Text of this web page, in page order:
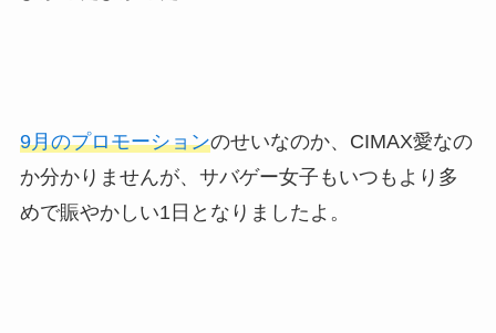
9月のプロモーションのせいなのか、CIMAX愛なの
か分かりませんが、サバゲー女子もいつもより多
めで賑やかしい1日となりましたよ。